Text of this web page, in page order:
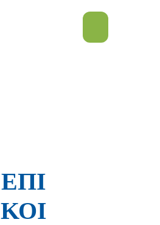
ΕΠΙ
ΚΟΙ